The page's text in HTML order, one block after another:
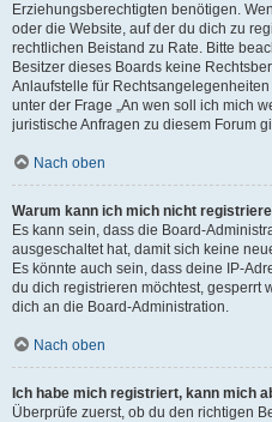
Erziehungsberechtigten benötigen.
oder die Website, auf der du dich zu
rechtlichen Beistand zu Rate. Bitte
Besitzer dieses Boards keine
Anlaufstelle für
unter der Frage „An wen soll ich mich
juristische Anfragen zu diesem Forum
Nach oben
Warum kann ich mich nicht
Es kann sein, dass die Board-
ausgeschaltet hat, damit sich keine
Es könnte auch sein, dass deine IP-
du dich registrieren möchtest, gesperrt
dich an die Board-Administration.
Nach oben
Ich habe mich registriert, kann mich
Überprüfe zuerst, ob du den richtigen